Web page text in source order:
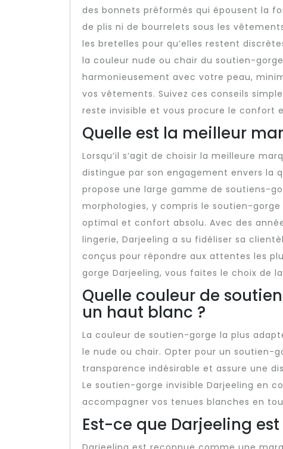
des bonnets préformés qui épousent la
de plis ni de bourrelets sous les
les bretelles pour qu’elles restent
la couleur nude ou chair du soutien-
harmonieusement avec votre peau,
vos vêtements. Suivez ces conseils
reste invisible et vous procure le confort
Quelle est la meilleur
Lorsqu’il s’agit de choisir la meilleure
distingue par son engagement envers la
propose une large gamme de soutiens-
morphologies, y compris le soutien-
optimal et confort absolu. Avec des
lingerie, Darjeeling a su fidéliser sa
conçus pour répondre aux attentes les
gorge Darjeeling, vous faites le choix de
Quelle couleur de
un haut blanc ?
La couleur de soutien-gorge la plus
le nude ou chair. Opter pour un soutien-
transparence indésirable et assure une
Le soutien-gorge invisible Darjeeling en
accompagner vos tenues blanches en
Est-ce que Darjeeling